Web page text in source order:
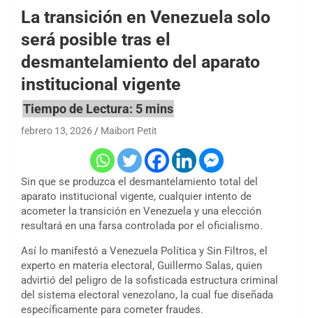
La transición en Venezuela solo
será posible tras el
desmantelamiento del aparato
institucional vigente
febrero 13, 2026 Maibort Petit
Sin que se produzca el desmantelamiento total del
aparato institucional vigente, cualquier intento de
acometer la transición en Venezuela y una elección
resultará en una farsa controlada por el oficialismo.
Así lo manifestó a Venezuela Política y Sin Filtros, el
experto en materia electoral, Guillermo Salas, quien
advirtió del peligro de la sofisticada estructura criminal
del sistema electoral venezolano, la cual fue diseñada
específicamente para cometer fraudes.